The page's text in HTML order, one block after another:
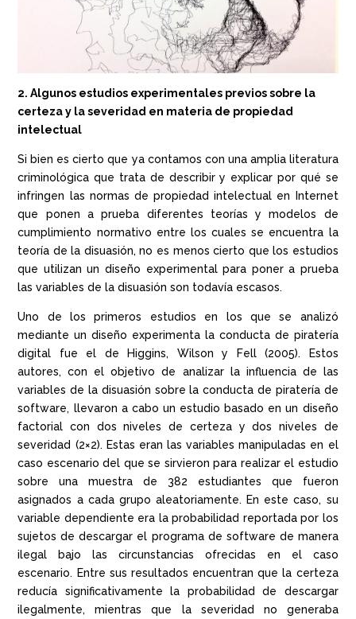
2. Algunos estudios experimentales previos sobre la
certeza y la severidad en materia de propiedad
intelectual
Si bien es cierto que ya contamos con una amplia literatura
criminológica que trata de describir y explicar por qué se
infringen las normas de propiedad intelectual en Internet
que ponen a prueba diferentes teorías y modelos de
cumplimiento normativo entre los cuales se encuentra la
teoría de la disuasión, no es menos cierto que los estudios
que utilizan un diseño experimental para poner a prueba
las variables de la disuasión son todavía escasos.
Uno de los primeros estudios en los que se analizó
mediante un diseño experimenta la conducta de piratería
digital fue el de Higgins, Wilson y Fell (2005). Estos
autores, con el objetivo de analizar la influencia de las
variables de la disuasión sobre la conducta de piratería de
software, llevaron a cabo un estudio basado en un diseño
factorial con dos niveles de certeza y dos niveles de
severidad (2×2). Estas eran las variables manipuladas en el
caso escenario del que se sirvieron para realizar el estudio
sobre una muestra de 382 estudiantes que fueron
asignados a cada grupo aleatoriamente. En este caso, su
variable dependiente era la probabilidad reportada por los
sujetos de descargar el programa de software de manera
ilegal bajo las circunstancias ofrecidas en el caso
escenario. Entre sus resultados encuentran que la certeza
reducía significativamente la probabilidad de descargar
ilegalmente, mientras que la severidad no generaba